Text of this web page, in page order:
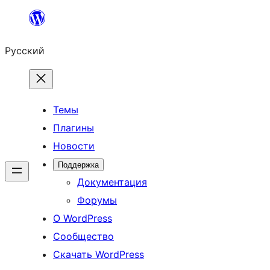
Перейти
содержимому
Русский
Темы
Плагины
Новости
Поддержка
Документация
Форумы
О WordPress
Сообщество
Скачать WordPress